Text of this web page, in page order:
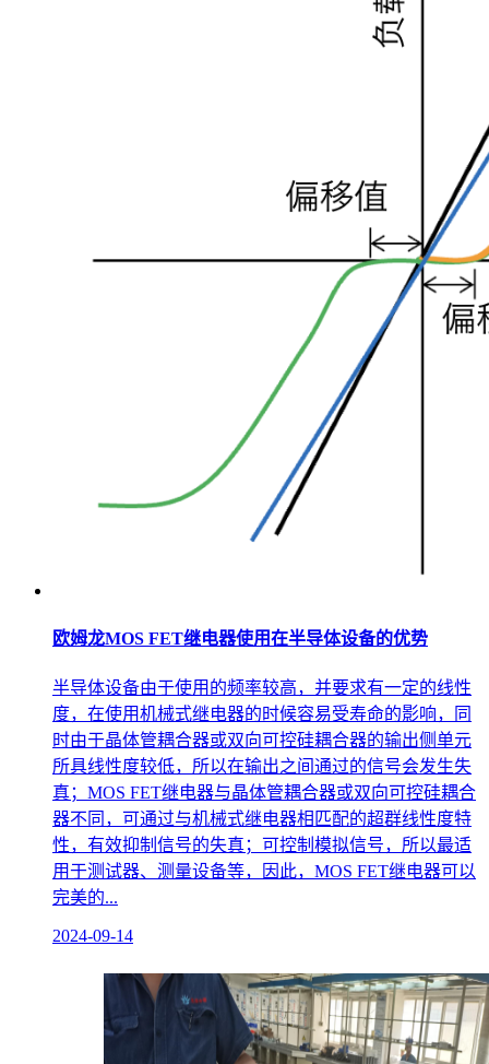
欧姆龙MOS FET继电器使用在半导体设备的优势
半导体设备由于使用的频率较高，并要求有一定的线性
度，在使用机械式继电器的时候容易受寿命的影响，同
时由于晶体管耦合器或双向可控硅耦合器的输出侧单元
所具线性度较低，所以在输出之间通过的信号会发生失
真；MOS FET继电器与晶体管耦合器或双向可控硅耦合
器不同，可通过与机械式继电器相匹配的超群线性度特
性，有效抑制信号的失真；可控制模拟信号，所以最适
用于测试器、测量设备等，因此，MOS FET继电器可以
完美的...
2024-09-14